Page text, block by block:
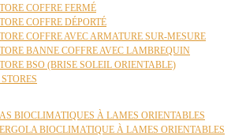
COFFRE FERMÉ
COFFRE DÉPORTÉ
COFFRE AVEC ARMATURE SUR-MESURE
BANNE COFFRE AVEC LAMBREQUIN
BSO (BRISE SOLEIL ORIENTABLE)
BIOCLIMATIQUES À LAMES ORIENTABLES
BIOCLIMATIQUE À LAMES ORIENTABLES